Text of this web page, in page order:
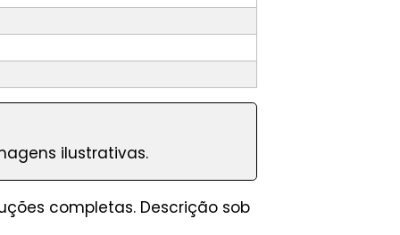
ilustrativas.
completas. Descrição sob